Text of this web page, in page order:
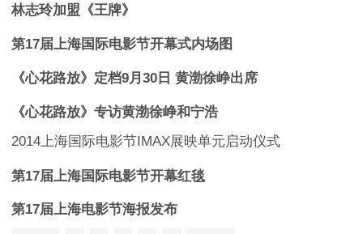
林志玲加盟《王牌》
第17届上海国际电影节开幕式内场图
《心花路放》定档9月30日 黄渤徐峥出席
《心花路放》专访黄渤徐峥和宁浩
2014上海国际电影节IMAX展映单元启动仪式
第17届上海国际电影节开幕红毯
第17届上海电影节海报发布